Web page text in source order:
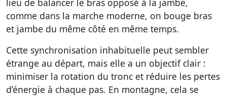
lieu de balancer le bras opposé à la jambe,
comme dans la marche moderne, on bouge bras
et jambe du même côté en même temps.
Cette synchronisation inhabituelle peut sembler
étrange au départ, mais elle a un objectif clair :
minimiser la rotation du tronc et réduire les pertes
d’énergie à chaque pas. En montagne, cela se